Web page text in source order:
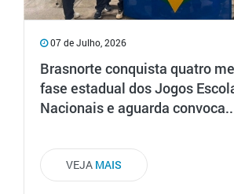
07 de Julho, 2026
Brasnorte conquista quatro
fase estadual dos Jogos
Nacionais e aguarda
VEJA MAIS